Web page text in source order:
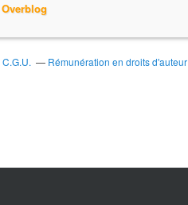
Overblog
C.G.U. Rémunération en droits d'auteur